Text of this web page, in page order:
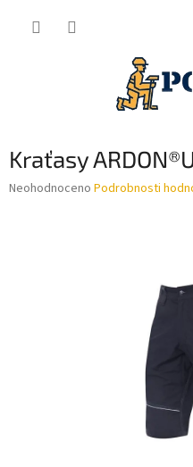
Kraťasy
Průměrné
Neohodnoceno Podrobnosti